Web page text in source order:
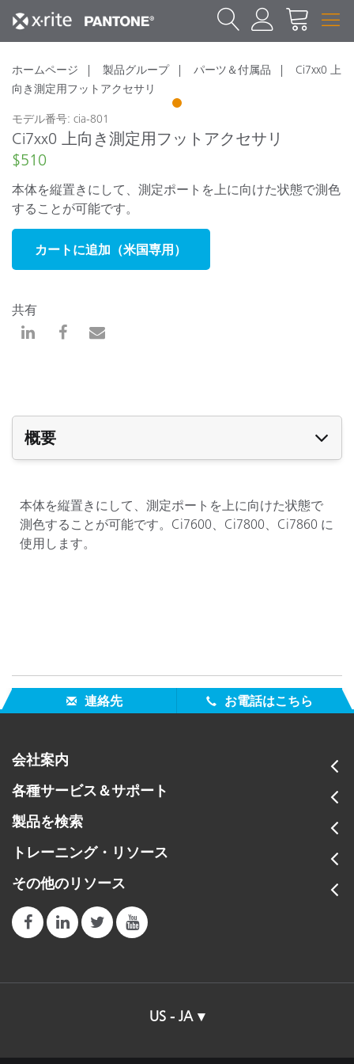
ホームページ 製品グループ パーツ＆付属品
Ci7xx0 上
向き測定用フットアクセサリ
1
モデル番号: cia-801
Ci7xx0 上向き測定用フットアクセサリ
$510
本体を縦置きにして、測定ポートを上に向けた状態で測色
することが可能です。
カートに追加（米国専用）
共有
概要
本体を縦置きにして、測定ポートを上に向けた状態で
測色することが可能です。Ci7600、Ci7800、Ci7860 に
使用します。
連絡先 お電話はこちら
会社案内
各種サービス＆サポート
製品を検索
トレーニング・リソース
その他のリソース
US - JA